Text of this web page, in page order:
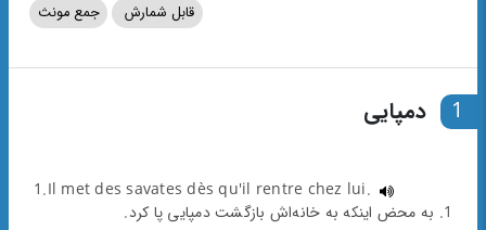
قابل شمارش جمع مونث
1 دمپایی
1.Il met des savates dès qu'il rentre chez lui.
1. به محض اینکه به خانه‌اش بازگشت دمپایی پا کرد.